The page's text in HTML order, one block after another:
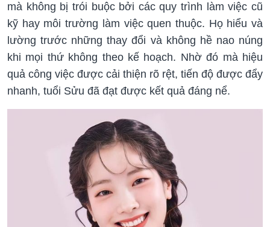
mà không bị trói buộc bởi các quy trình làm việc cũ
kỹ hay môi trường làm việc quen thuộc. Họ hiểu và
lường trước những thay đổi và không hề nao núng
khi mọi thứ không theo kế hoạch. Nhờ đó mà hiệu
quả công việc được cải thiện rõ rệt, tiến độ được đẩy
nhanh, tuổi Sửu đã đạt được kết quả đáng nể.